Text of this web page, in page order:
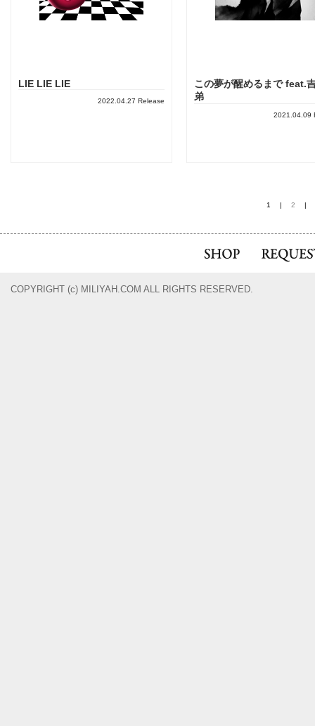
LIE LIE LIE
2022.04.27 Release
この夢が醒めるまで feat.
弟
2021.04.09
1 | 2 |
COPYRIGHT (c) MILIYAH.COM ALL RIGHTS RESERVED.